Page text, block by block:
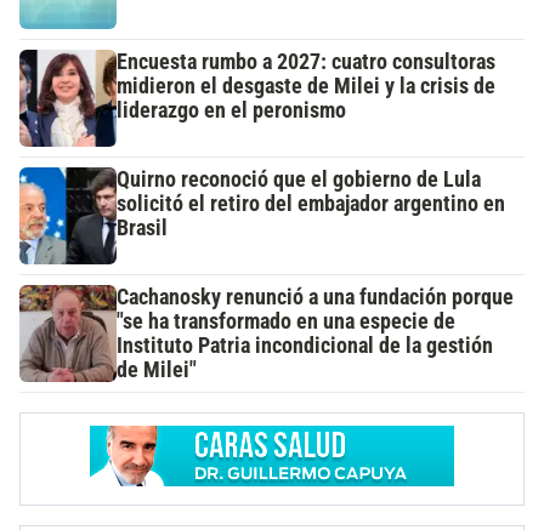
Encuesta rumbo a 2027: cuatro consultoras
midieron el desgaste de Milei y la crisis de
liderazgo en el peronismo
Quirno reconoció que el gobierno de Lula
solicitó el retiro del embajador argentino en
Brasil
Cachanosky renunció a una fundación porque
"se ha transformado en una especie de
Instituto Patria incondicional de la gestión
de Milei"